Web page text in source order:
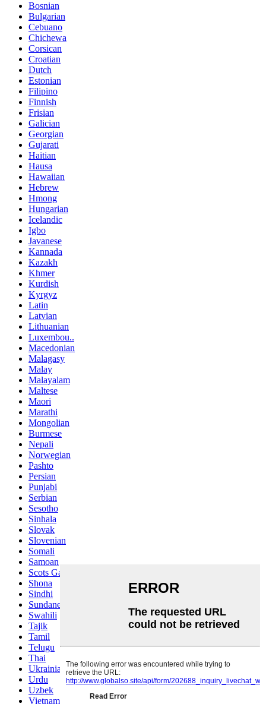
Bosnian
Bulgarian
Cebuano
Chichewa
Corsican
Croatian
Dutch
Estonian
Filipino
Finnish
Frisian
Galician
Georgian
Gujarati
Haitian
Hausa
Hawaiian
Hebrew
Hmong
Hungarian
Icelandic
Igbo
Javanese
Kannada
Kazakh
Khmer
Kurdish
Kyrgyz
Latin
Latvian
Lithuanian
Luxembou..
Macedonian
Malagasy
Malay
Malayalam
Maltese
Maori
Marathi
Mongolian
Burmese
Nepali
Norwegian
Pashto
Persian
Punjabi
Serbian
Sesotho
Sinhala
Slovak
Slovenian
Somali
Samoan
Scots Gaelic
Shona
Sindhi
Sundanese
Swahili
Tajik
Tamil
Telugu
Thai
Ukrainian
Urdu
Uzbek
Vietnamese